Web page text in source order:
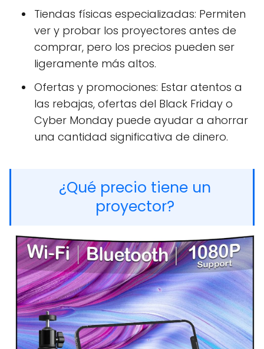
Tiendas físicas especializadas: Permiten
ver y probar los proyectores antes de
comprar, pero los precios pueden ser
ligeramente más altos.
Ofertas y promociones: Estar atentos a
las rebajas, ofertas del Black Friday o
Cyber Monday puede ayudar a ahorrar
una cantidad significativa de dinero.
¿Qué precio tiene un
proyector?